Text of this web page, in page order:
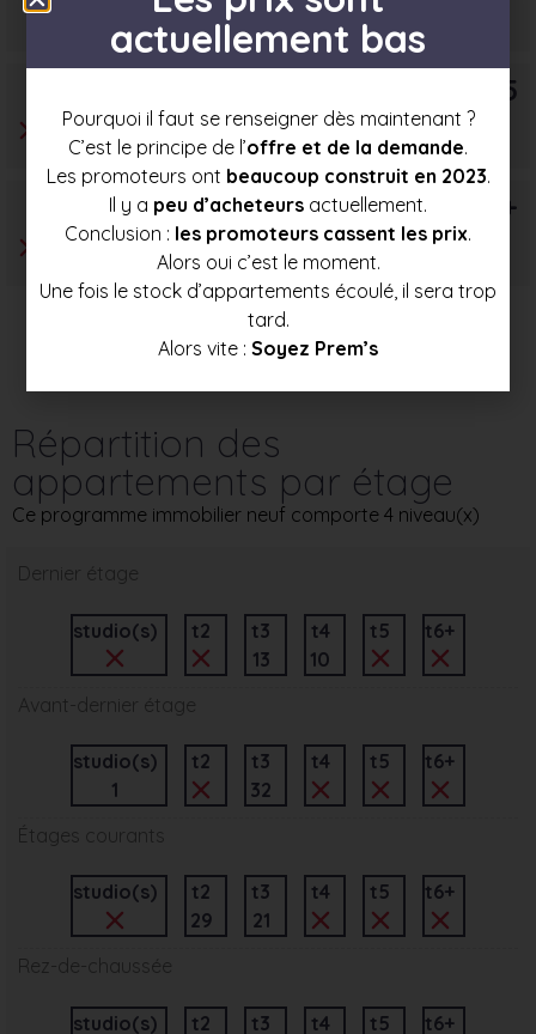
297 000 € 315 000 €
332 500 €
T5
T6+
Répartition des
appartements par étage
Ce programme immobilier neuf comporte 4 niveau(x)
Dernier étage
studio(s) t2
t3
13
t4
10
t5 t6+
Avant-dernier étage
studio(s)
1
t2
t3
32
t4 t5 t6+
Étages courants
studio(s)
t2
29
t3
21
t4 t5 t6+
Rez-de-chaussée
studio(s)
t2
t3 t4 t5 t6+
actuellement bas
Pourquoi il faut se renseigner dès maintenant ?
C’est le principe de l’offre et de la demande.
Les promoteurs ont beaucoup construit en 2023.
Il y a peu d’acheteurs actuellement.
Conclusion : les promoteurs cassent les prix.
Alors oui c’est le moment.
Une fois le stock d’appartements écoulé, il sera trop
tard.
Alors vite : Soyez Prem’s